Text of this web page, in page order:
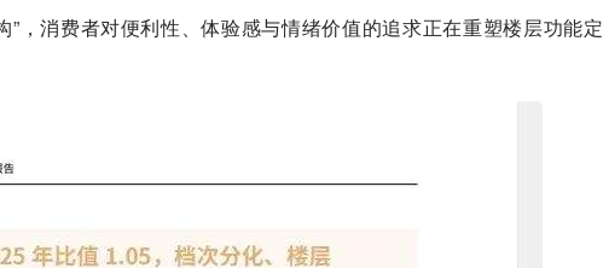
”，消费者对便利性、体验感与情绪价值的追求正在重塑楼层功能定